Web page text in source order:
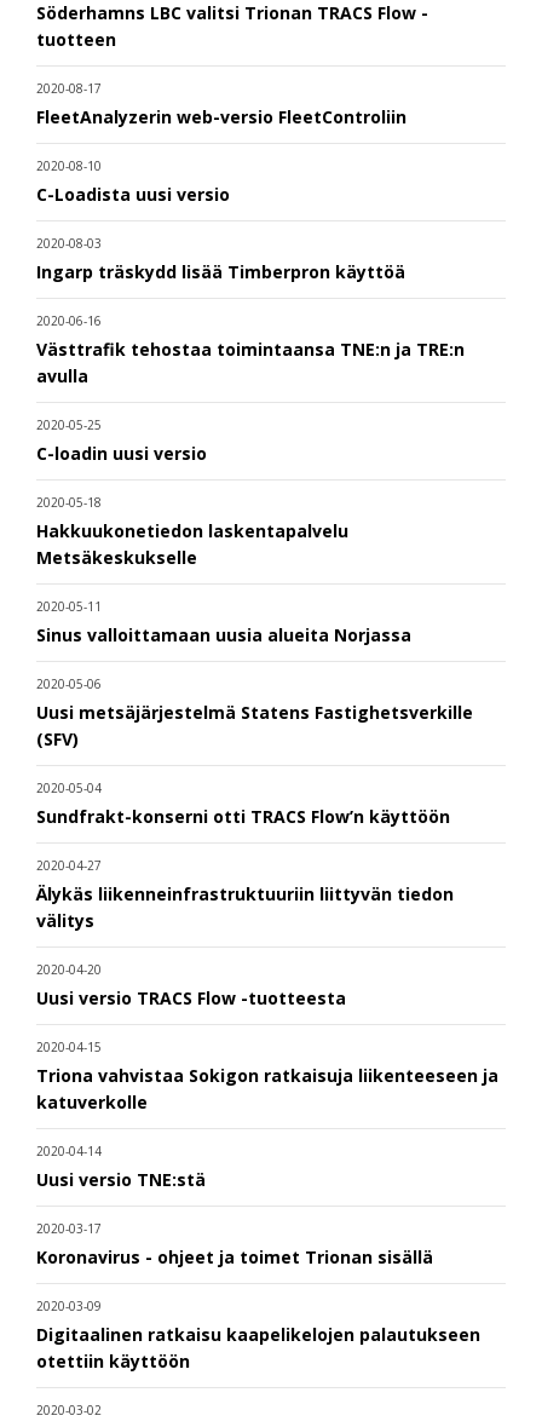
Söderhamns LBC valitsi Trionan TRACS Flow -
tuotteen
2020-08-17
FleetAnalyzerin web-versio FleetControliin
2020-08-10
C-Loadista uusi versio
2020-08-03
Ingarp träskydd lisää Timberpron käyttöä
2020-06-16
Västtrafik tehostaa toimintaansa TNE:n ja TRE:n
avulla
2020-05-25
C-loadin uusi versio
2020-05-18
Hakkuukonetiedon laskentapalvelu
Metsäkeskukselle
2020-05-11
Sinus valloittamaan uusia alueita Norjassa
2020-05-06
Uusi metsäjärjestelmä Statens Fastighetsverkille
(SFV)
2020-05-04
Sundfrakt-konserni otti TRACS Flow’n käyttöön
2020-04-27
Älykäs liikenneinfrastruktuuriin liittyvän tiedon
välitys
2020-04-20
Uusi versio TRACS Flow -tuotteesta
2020-04-15
Triona vahvistaa Sokigon ratkaisuja liikenteeseen ja
katuverkolle
2020-04-14
Uusi versio TNE:stä
2020-03-17
Koronavirus - ohjeet ja toimet Trionan sisällä
2020-03-09
Digitaalinen ratkaisu kaapelikelojen palautukseen
otettiin käyttöön
2020-03-02